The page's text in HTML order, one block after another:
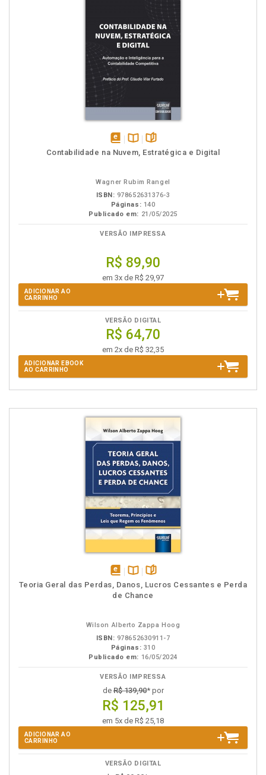
disponívelDisponível
páginas
Contabilidade na Nuvem, Estratégica e Digital
Wagner Rubim Rangel
ISBN: 978652631376-3
Páginas: 140
Publicado em: 21/05/2025
VERSÃO IMPRESSA
R$ 89,90
em 3x de R$ 29,97
ADICIONAR AO
CARRINHO
VERSÃO DIGITAL
R$ 64,70
em 2x de R$ 32,35
ADICIONAR EBOOK
AO CARRINHO
disponível
em
Disponível
na
páginas
Teoria Geral das Perdas, Danos, Lucros Cessantes e Perda
de Chance
Wilson Alberto Zappa Hoog
ISBN: 978652630911-7
Páginas: 310
Publicado em: 16/05/2024
VERSÃO IMPRESSA
deR$ 139,90* por
R$ 125,91
em 5x de R$ 25,18
ADICIONAR AO
CARRINHO
VERSÃO DIGITAL